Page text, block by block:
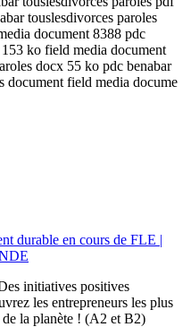
touslesdivorces paroles
document 8388 pdc
ko field media document
docx 55 ko pdc benabar
document field media docume
durable en cours de FLE |
initiatives positives
les entrepreneurs les plus
la planète ! (A2 et B2)